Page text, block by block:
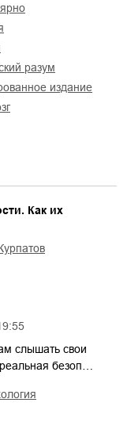
разум
издание
Как их
слышать свои
безоп…